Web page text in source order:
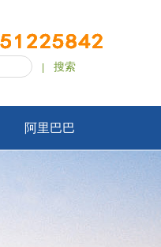
搜索
阿里巴巴